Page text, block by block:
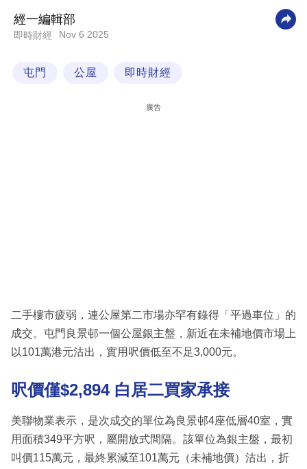
技
場
經一編輯部
即時財經 Nov 6 2025
屯門 公屋 即時財經
廣告
二手樓市疲弱，連公屋第二市場亦罕有錄得「平過車位」的
成交。屯門良景邨一個公屋銀主盤，新近在未補地價市場上
以101萬港元沽出，實用呎價低至不足3,000元。
呎價僅$2,894 白居二買家承接
美聯物業表示，是次成交的單位為良景邨4座低層40室，實
用面積349平方呎，屬開放式間隔。該單位為銀主盤，最初
叫價115萬元，最終累減至101萬元（未補地價）沽出，折